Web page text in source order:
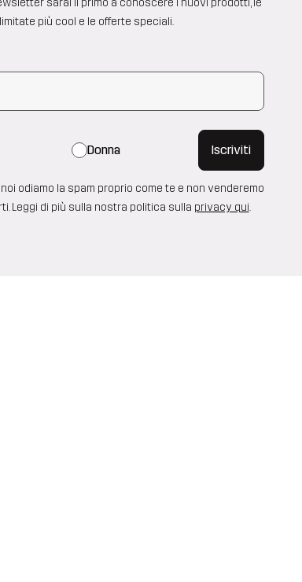
più cool e le offerte speciali.
Donna Iscriviti
odiamo la spam proprio come te e non venderemo
Leggi di più sulla nostra politica sulla privacy qui.